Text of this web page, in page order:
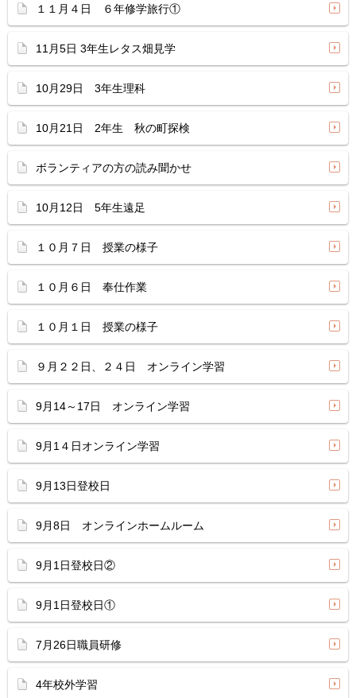
１１月４日 ６年修学旅行①
11月5日 3年生レタス畑見学
10月29日 3年生理科
10月21日 2年生 秋の町探検
ボランティアの方の読み聞かせ
10月12日 5年生遠足
１０月７日 授業の様子
１０月６日 奉仕作業
１０月１日 授業の様子
９月２２日、２４日 オンライン学習
9月14～17日 オンライン学習
9月1４日オンライン学習
9月13日登校日
9月8日 オンラインホームルーム
9月1日登校日②
9月1日登校日①
7月26日職員研修
4年校外学習